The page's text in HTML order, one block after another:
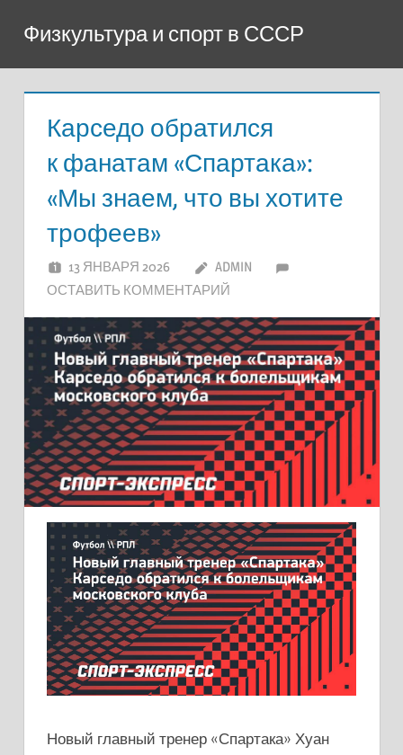
содержимому
Физкультура и спорт в СССР
Карседо обратился
к фанатам «Спартака»:
«Мы знаем, что вы хотите
трофеев»
13 ЯНВАРЯ 2026
ADMIN
ОСТАВИТЬ КОММЕНТАРИЙ
Новый главный тренер «Спартака» Хуан